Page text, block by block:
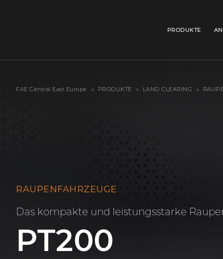
PRODUKTE
FAE Central East Europe PRODUKTE LAND CLEARING
RAUPENFAHRZEUGE
Das kompakte und leistungsstarke
PT200